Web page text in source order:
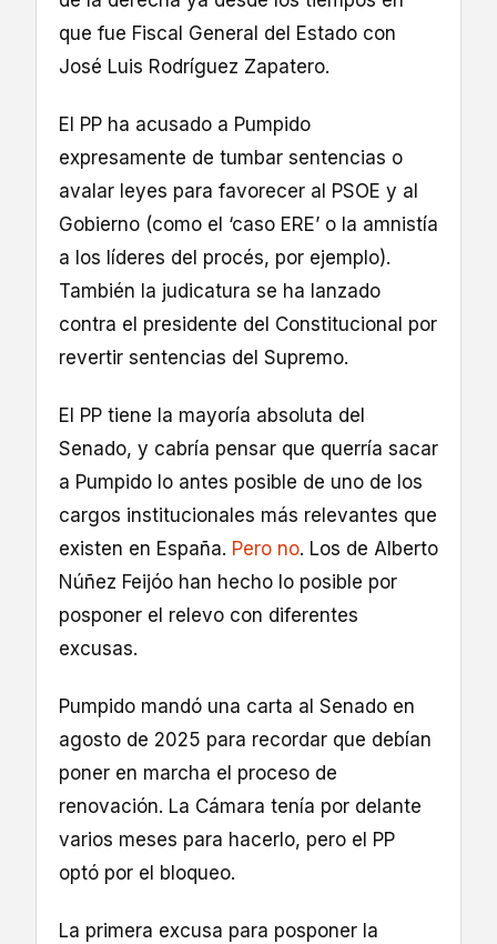
que fue Fiscal General del Estado con
José Luis Rodríguez Zapatero.
El PP ha acusado a Pumpido
expresamente de tumbar sentencias o
avalar leyes para favorecer al PSOE y al
Gobierno (como el ‘caso ERE’ o la amnistía
a los líderes del procés, por ejemplo).
También la judicatura se ha lanzado
contra el presidente del Constitucional por
revertir sentencias del Supremo.
El PP tiene la mayoría absoluta del
Senado, y cabría pensar que querría sacar
a Pumpido lo antes posible de uno de los
cargos institucionales más relevantes que
existen en España. Pero no. Los de Alberto
Núñez Feijóo han hecho lo posible por
posponer el relevo con diferentes
excusas.
Pumpido mandó una carta al Senado en
agosto de 2025 para recordar que debían
poner en marcha el proceso de
renovación. La Cámara tenía por delante
varios meses para hacerlo, pero el PP
optó por el bloqueo.
La primera excusa para posponer la